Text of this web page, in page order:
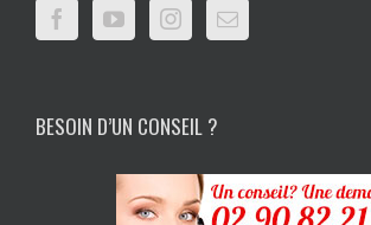
BESOIN D’UN CONSEIL ?